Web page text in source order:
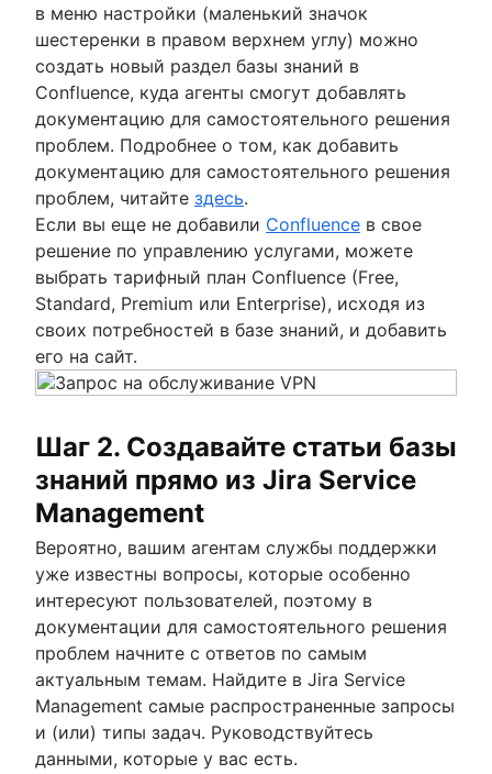
в меню настройки (маленький значок
шестеренки в правом верхнем углу) можно
создать новый раздел базы знаний в
Confluence, куда агенты смогут добавлять
документацию для самостоятельного решения
проблем. Подробнее о том, как добавить
документацию для самостоятельного решения
проблем, читайте здесь.
Если вы еще не добавили Confluence в свое
решение по управлению услугами, можете
выбрать тарифный план Confluence (Free,
Standard, Premium или Enterprise), исходя из
своих потребностей в базе знаний, и добавить
его на сайт.
Шаг 2. Создавайте статьи базы
знаний прямо из Jira Service
Management
Вероятно, вашим агентам службы поддержки
уже известны вопросы, которые особенно
интересуют пользователей, поэтому в
документации для самостоятельного решения
проблем начните с ответов по самым
актуальным темам. Найдите в Jira Service
Management самые распространенные запросы
и (или) типы задач. Руководствуйтесь
данными, которые у вас есть.